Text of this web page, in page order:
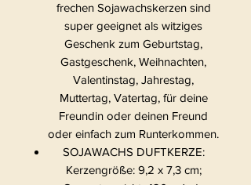
frechen Sojawachskerzen sind
super geeignet als witziges
Geschenk zum Geburtstag,
Gastgeschenk, Weihnachten,
Valentinstag, Jahrestag,
Muttertag, Vatertag, für deine
Freundin oder deinen Freund
oder einfach zum Runterkommen.
SOJAWACHS DUFTKERZE:
Kerzengröße: 9,2 x 7,3 cm;